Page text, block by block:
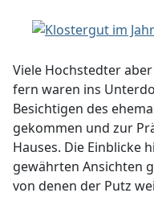
Viele Hochstedter
fern waren ins
Besichtigen des
gekommen und zur
Hauses. Die Einblicke
gewährten Ansichten
von denen der Putz